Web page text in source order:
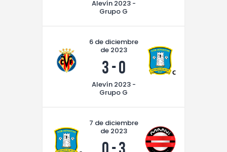
Alevín 2023 -
Grupo G
6 de diciembre
de 2023
3-0
Alevín 2023 -
Grupo G
7 de diciembre
de 2023